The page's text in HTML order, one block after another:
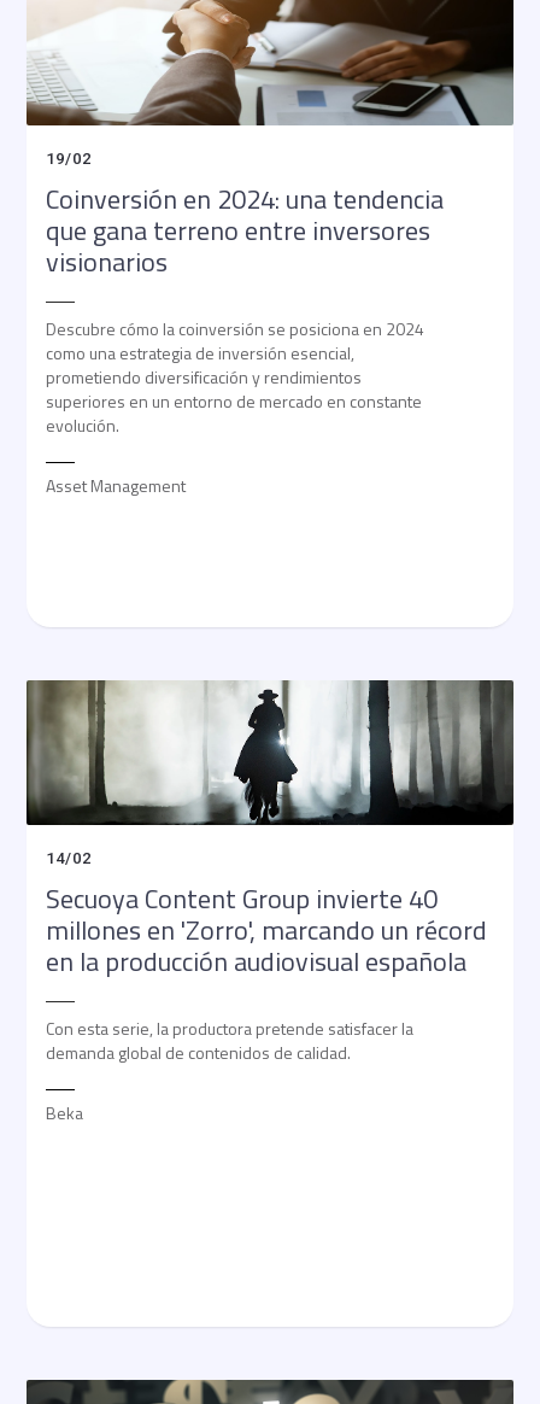
19/02
Coinversión en 2024: una tendencia
que gana terreno entre inversores
visionarios
Descubre cómo la coinversión se posiciona en 2024
como una estrategia de inversión esencial,
prometiendo diversificación y rendimientos
superiores en un entorno de mercado en constante
evolución.
Asset Management
14/02
Secuoya Content Group invierte 40
millones en 'Zorro', marcando un récord
en la producción audiovisual española
Con esta serie, la productora pretende satisfacer la
demanda global de contenidos de calidad.
Beka